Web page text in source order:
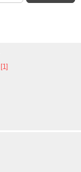
[1]